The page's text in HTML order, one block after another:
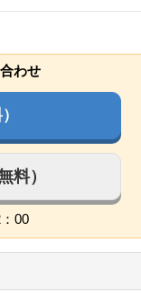
わせ
料）
00